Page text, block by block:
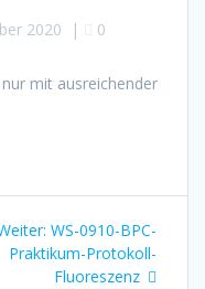
2020 | 0
mit ausreichender
Nächster
Beitrag:
WS-0910-BPC-
Praktikum-Protokoll-
Fluoreszenz